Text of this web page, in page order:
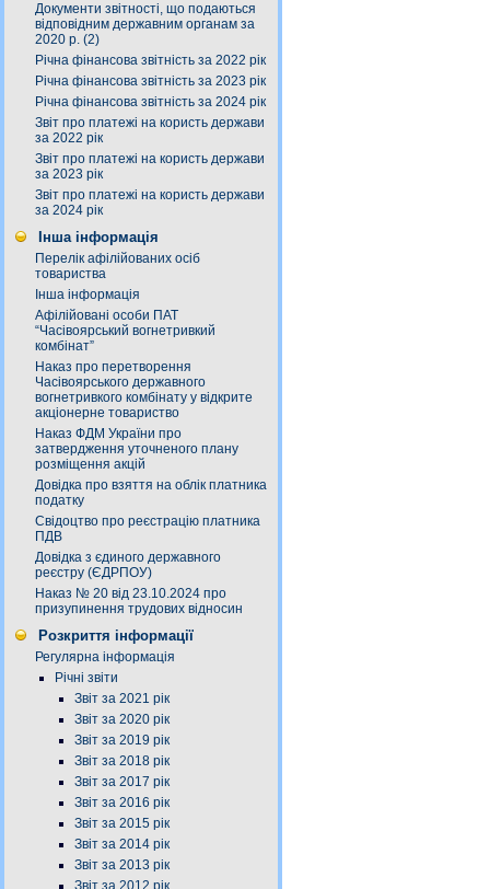
Документи звітності, що подаються
відповідним державним органам за
2020 р. (2)
Річна фінансова звітність за 2022 рік
Річна фінансова звітність за 2023 рік
Річна фінансова звітність за 2024 рік
Звіт про платежі на користь держави
за 2022 рік
Звіт про платежі на користь держави
за 2023 рік
Звіт про платежі на користь держави
за 2024 рік
Інша інформація
Перелік афілійованих осіб
товариства
Інша інформація
Афілійовані особи ПАТ
“Часівоярський вогнетривкий
комбінат”
Наказ про перетворення
Часівоярського державного
вогнетривкого комбінату у відкрите
акціонерне товариство
Наказ ФДМ України про
затвердження уточненого плану
розміщення акцій
Довідка про взяття на облік платника
податку
Свідоцтво про реєстрацію платника
ПДВ
Довідка з єдиного державного
реєстру (ЄДРПОУ)
Наказ № 20 від 23.10.2024 про
призупинення трудових відносин
Розкриття інформації
Регулярна інформація
Річні звіти
Звіт за 2021 рік
Звіт за 2020 рік
Звіт за 2019 рік
Звіт за 2018 рік
Звіт за 2017 рік
Звіт за 2016 рік
Звіт за 2015 рік
Звіт за 2014 рік
Звіт за 2013 рік
Звіт за 2012 рік